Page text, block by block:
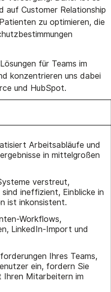
auf Customer Relationship
zu optimieren, die
für Teams im
konzentrieren uns dabei
und HubSpot.
Arbeitsabläufe und
in mittelgroßen
verstreut,
ineffizient, Einblicke in
ist inkonsistent.
Workflows,
LinkedIn-Import und
Ihres Teams,
ein, fordern Sie
Ihren Mitarbeitern im